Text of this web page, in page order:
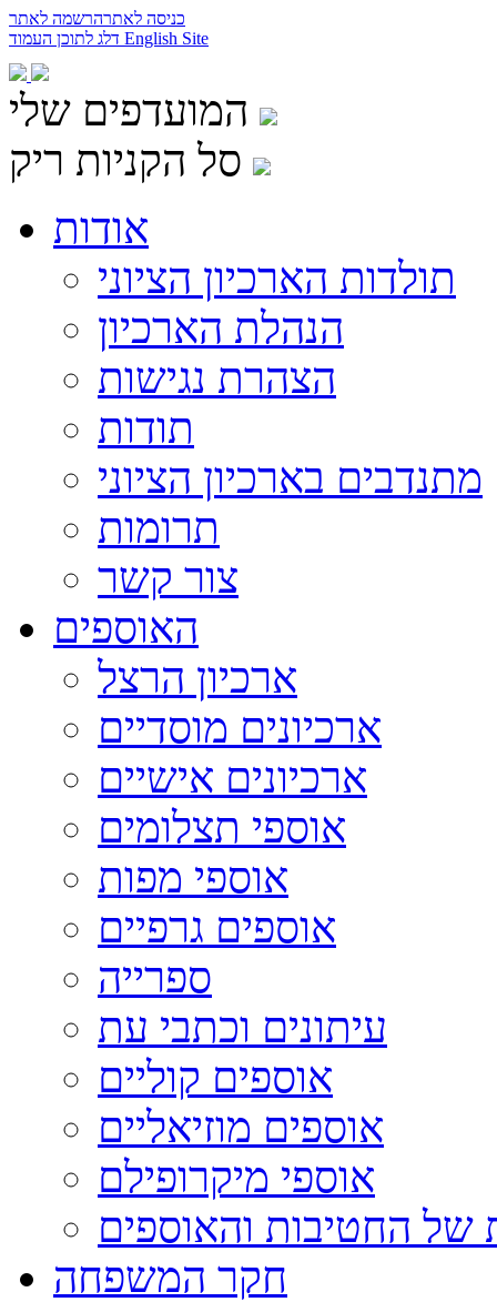
כניסה לאתרהרשמה לאתר
English Site
המועדפים שלי
סל הקניות ריק
אודות
תולדות הארכיון הציוני
הנהלת הארכיון
הצהרת נגישות
תודות
מתנדבים בארכיון הציוני
תרומות
צור קשר
האוספים
ארכיון הרצל
ארכיונים מוסדיים
ארכיונים אישיים
אוספי תצלומים
אוספי מפות
אוספים גרפיים
ספרייה
עיתונים וכתבי עת
אוספים קוליים
אוספים מוזיאליים
אוספי מיקרופילם
של החטיבות והאוספים
חקר המשפחה